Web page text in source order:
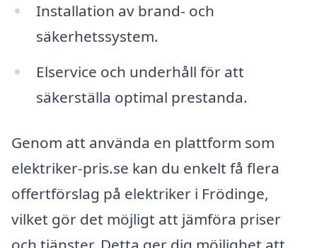
Installation av brand- och
säkerhetssystem.
Elservice och underhåll för att
säkerställa optimal prestanda.
Genom att använda en plattform som
elektriker-pris.se kan du enkelt få flera
offertförslag på elektriker i Frödinge,
vilket gör det möjligt att jämföra priser